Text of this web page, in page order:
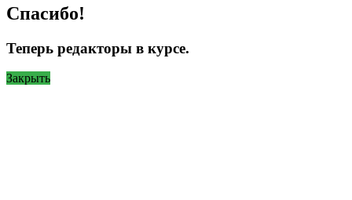
Спасибо!
Теперь редакторы в курсе.
Закрыть